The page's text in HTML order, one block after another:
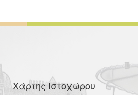
Χάρτης Ιστοχώρου